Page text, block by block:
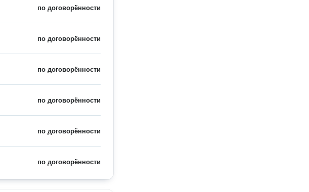
по договорённости
по договорённости
по договорённости
по договорённости
по договорённости
по договорённости